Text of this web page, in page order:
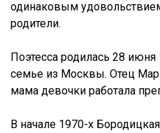
одинаковым
родители.
Поэтесса родилась 28 июня
семье из Москвы. Отец
мама девочки работала
В начале 1970-х